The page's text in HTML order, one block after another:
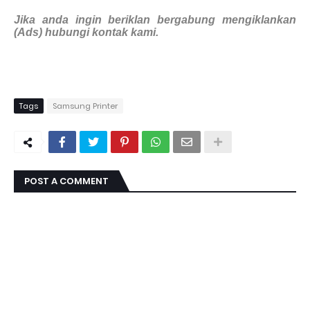
Jika anda ingin beriklan bergabung mengiklankan
(Ads) hubungi kontak kami.
Tags Samsung Printer
POST A COMMENT